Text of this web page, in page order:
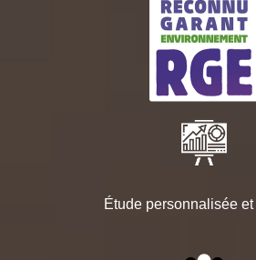
Étude personnalisée